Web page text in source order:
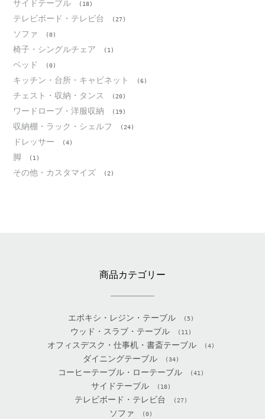
サイドテーブル (18)
テレビボード・テレビ台 (27)
ソファ (0)
椅子・シングルチェア (1)
ベッド (0)
キッチン・台所・キャビネット (6)
チェスト・収納・タンス (20)
ワードローブ・洋服収納 (19)
収納棚・ラック・シェルフ (24)
ドレッサー (4)
脚 (1)
その他・カスタマイズ (2)
商品カテゴリー
エポキシ・レジン・テーブル (5)
ウッド・スラブ・テーブル (11)
オフィスデスク・仕事机・書斎テーブル (4)
ダイニングテーブル (34)
コーヒーテーブル・ローテーブル (41)
サイドテーブル (18)
テレビボード・テレビ台 (27)
ソファ (0)